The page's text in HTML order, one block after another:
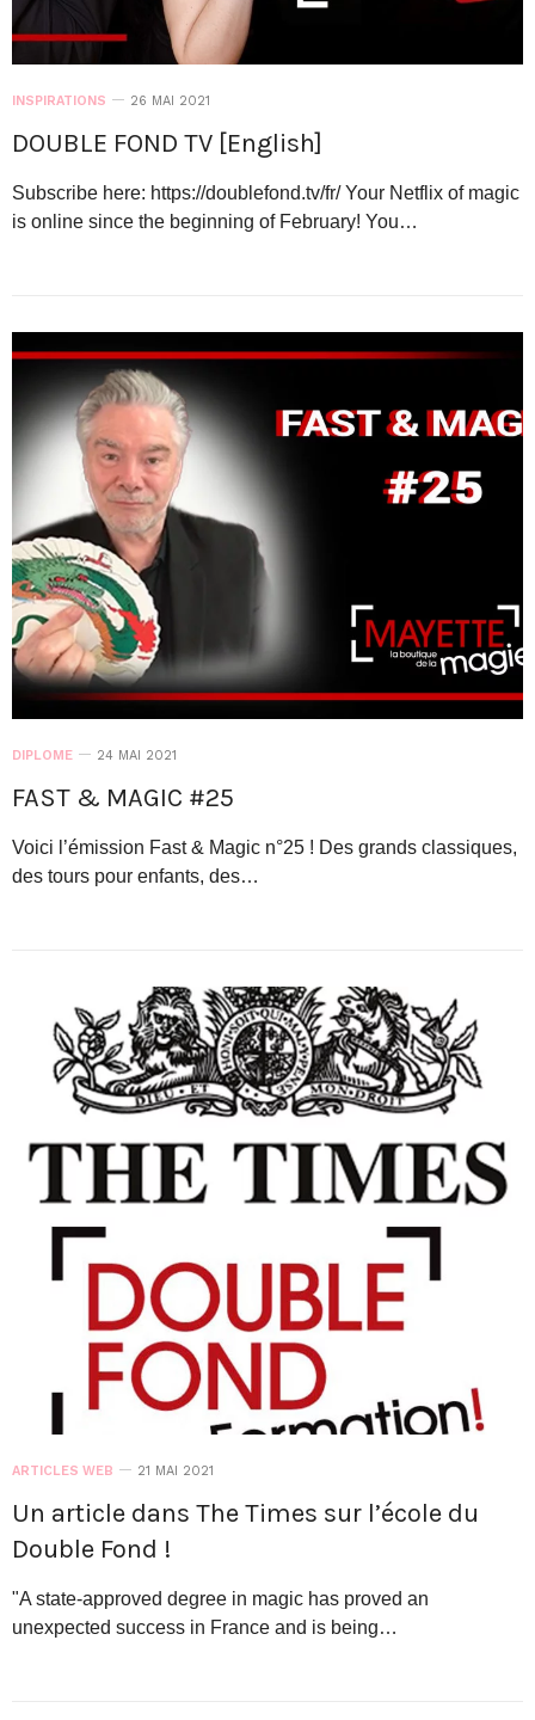
INSPIRATIONS 26 MAI 2021
DOUBLE FOND TV [English]
Subscribe here: https://doublefond.tv/fr/ Your Netflix of magic
is online since the beginning of February! You…
DIPLOME 24 MAI 2021
FAST & MAGIC #25
Voici l’émission Fast & Magic n°25 ! Des grands classiques,
des tours pour enfants, des…
ARTICLES WEB 21 MAI 2021
Un article dans The Times sur l’école du
Double Fond !
"A state-approved degree in magic has proved an
unexpected success in France and is being…